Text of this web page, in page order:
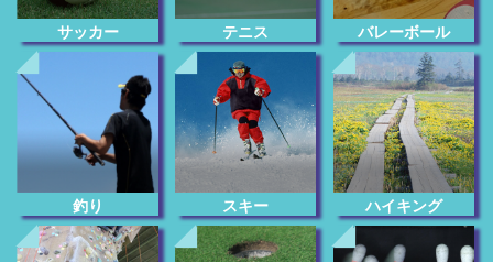
サッカー テニス バレーボール
釣り スキー ハイキング